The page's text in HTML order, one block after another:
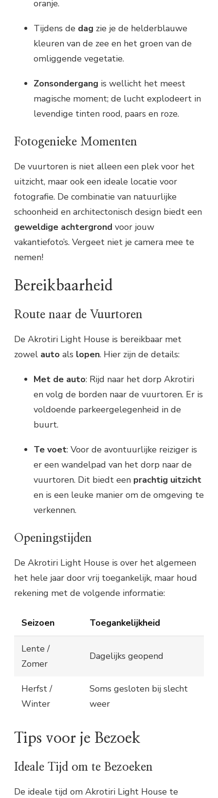
oranje.
Tijdens de dag zie je de helderblauwe
kleuren van de zee en het groen van de
omliggende vegetatie.
Zonsondergang is wellicht het meest
magische moment; de lucht explodeert in
levendige tinten rood, paars en roze.
Fotogenieke Momenten
De vuurtoren is niet alleen een plek voor het
uitzicht, maar ook een ideale locatie voor
fotografie. De combinatie van natuurlijke
schoonheid en architectonisch design biedt een
geweldige achtergrond voor jouw
vakantiefoto’s. Vergeet niet je camera mee te
nemen!
Bereikbaarheid
Route naar de Vuurtoren
De Akrotiri Light House is bereikbaar met
zowel auto als lopen. Hier zijn de details:
Met de auto: Rijd naar het dorp Akrotiri
en volg de borden naar de vuurtoren. Er is
voldoende parkeergelegenheid in de
buurt.
Te voet: Voor de avontuurlijke reiziger is
er een wandelpad van het dorp naar de
vuurtoren. Dit biedt een prachtig uitzicht
en is een leuke manier om de omgeving te
verkennen.
Openingstijden
De Akrotiri Light House is over het algemeen
het hele jaar door vrij toegankelijk, maar houd
rekening met de volgende informatie:
Seizoen Toegankelijkheid
Lente /
Zomer
Dagelijks geopend
Herfst /
Winter
Soms gesloten bij slecht
weer
Tips voor je Bezoek
Ideale Tijd om te Bezoeken
De ideale tijd om Akrotiri Light House te